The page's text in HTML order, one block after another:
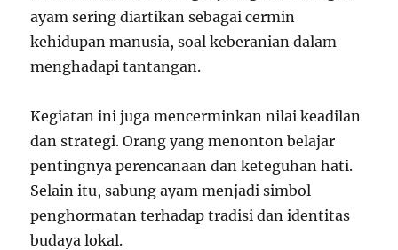
ayam sering diartikan sebagai cermin
kehidupan manusia, soal keberanian dalam
menghadapi tantangan.
Kegiatan ini juga mencerminkan nilai keadilan
dan strategi. Orang yang menonton belajar
pentingnya perencanaan dan keteguhan hati.
Selain itu, sabung ayam menjadi simbol
penghormatan terhadap tradisi dan identitas
budaya lokal.